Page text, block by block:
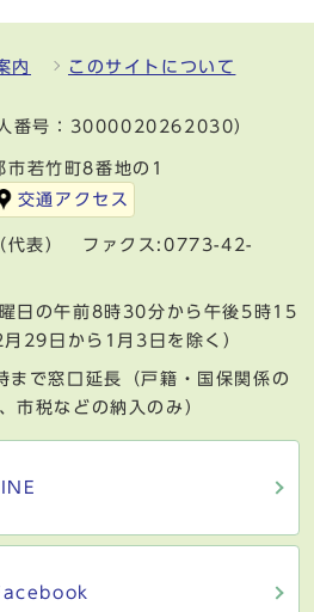
内 このサイトについて
人番号：3000020262030）
若竹町8番地の1
交通アクセス
代表） ファクス:0773-42-
日の午前8時30分から午後5時15
29日から1月3日を除く）
まで窓口延長（戸籍・国保関係の
市税などの納入のみ）